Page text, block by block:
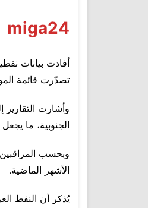
miga24
تصدّرت قائمة
وأشارت التقارير
الجنوبية، ما
وبحسب
الأشهر الماضية.
يُذكر أن النفط